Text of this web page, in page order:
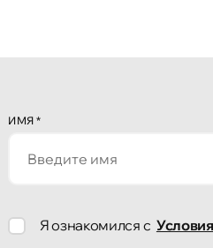
ИМЯ *
Я ознакомился с